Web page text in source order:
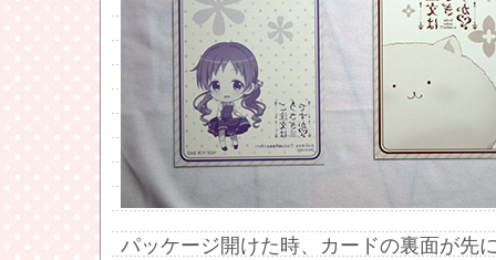
パッケージ開けた時、カードの裏面が先